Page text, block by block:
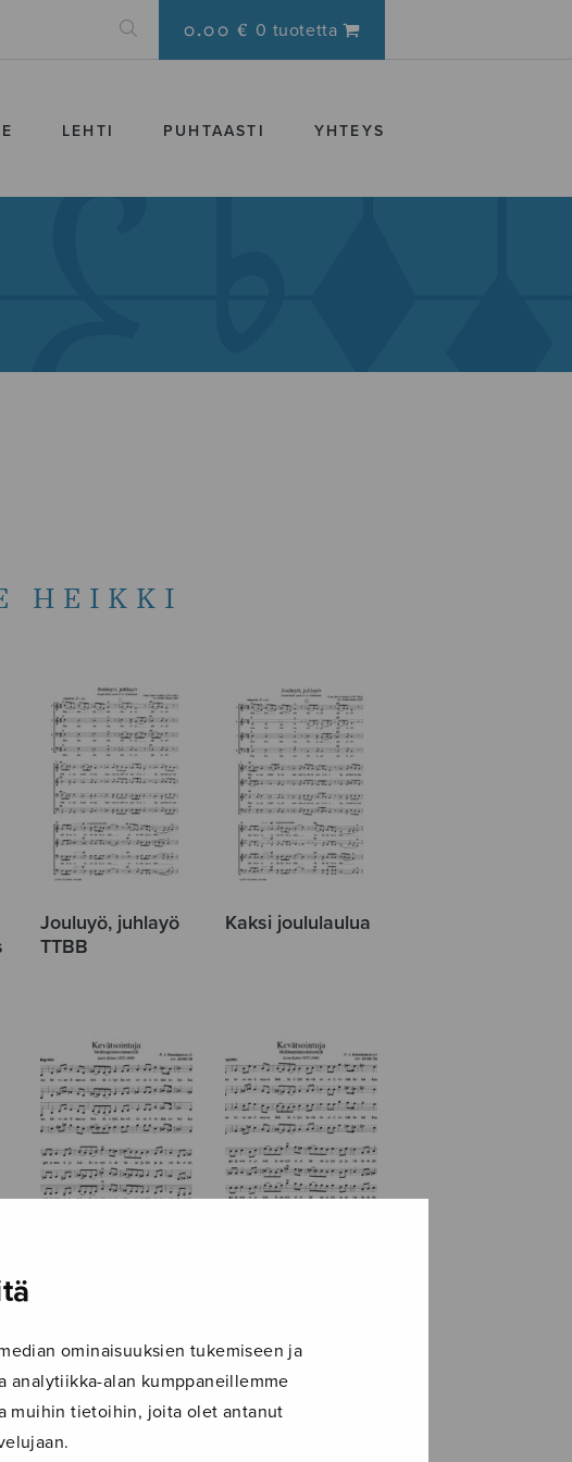
ominaisuuksien tukemiseen ja
analytiikka-alan kumppaneillemme
muihin tietoihin, joita olet antanut
0.00 € 0 tuotetta
LEHTI PUHTAASTI YHTEYS
HEIKKI
Jouluyö, juhlayö
TTBB
Kaksi joululaulua